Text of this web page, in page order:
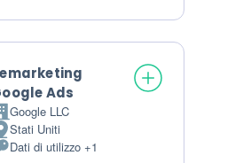
Ads
Google LLC
del trattamento:
Stati Uniti
Personali trattati:
Dati di utilizzo +1